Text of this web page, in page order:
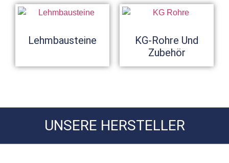
Lehmbausteine
KG-Rohre Und
Zubehör
UNSERE HERSTELLER